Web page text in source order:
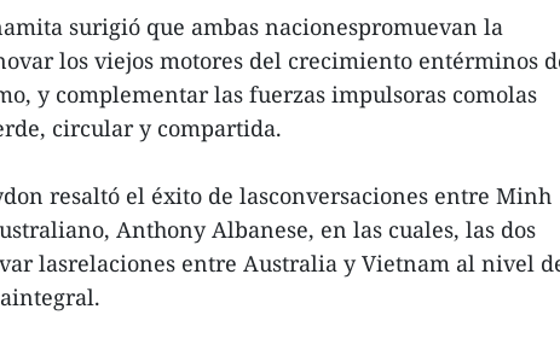
surigió que ambas nacionespromuevan la
los viejos motores del crecimiento entérminos
y complementar las fuerzas impulsoras comolas
circular y compartida.
resaltó el éxito de lasconversaciones entre Minh
Anthony Albanese, en las cuales, las dos
lasrelaciones entre Australia y Vietnam al nivel